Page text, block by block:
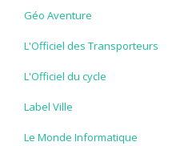
Géo Aventure
L'Officiel des Transporteurs
L'Officiel du cycle
Label Ville
Le Monde Informatique